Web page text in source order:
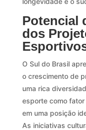
Potencial
dos
O Sul do Brasil
o crescimento de
uma rica
esporte como
em uma posição
As iniciativas